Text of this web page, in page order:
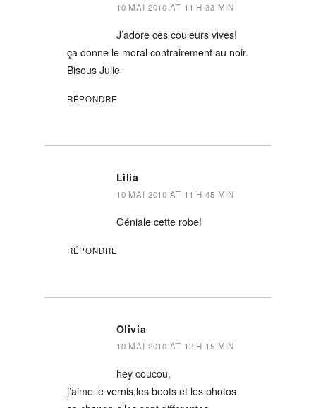
10 MAI 2010 AT 11 H 33 MIN
J’adore ces couleurs vives!
ça donne le moral contrairement au noir.
Bisous Julie
RÉPONDRE
Lilia
10 MAI 2010 AT 11 H 45 MIN
Géniale cette robe!
RÉPONDRE
Olivia
10 MAI 2010 AT 12 H 15 MIN
hey coucou,
j’aime le vernis,les boots et les photos